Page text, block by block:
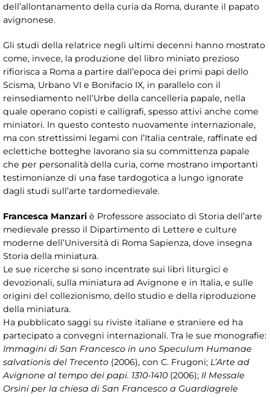
dell’allontanamento della curia da Roma, durante il papato
avignonese.
Gli studi della relatrice negli ultimi decenni hanno mostrato
come, invece, la produzione del libro miniato prezioso
rifiorisca a Roma a partire dall’epoca dei primi papi dello
Scisma, Urbano VI e Bonifacio IX, in parallelo con il
reinsediamento nell’Urbe della cancelleria papale, nella
quale operano copisti e calligrafi, spesso attivi anche come
miniatori. In questo contesto nuovamente internazionale,
ma con strettissimi legami con l’Italia centrale, raffinate ed
eclettiche botteghe lavorano sia su committenza papale
che per personalità della curia, come mostrano importanti
testimonianze di una fase tardogotica a lungo ignorate
dagli studi sull’arte tardomedievale.
Francesca Manzari è Professore associato di Storia dell’arte
medievale presso il Dipartimento di Lettere e culture
moderne dell’Università di Roma Sapienza, dove insegna
Storia della miniatura.
Le sue ricerche si sono incentrate sui libri liturgici e
devozionali, sulla miniatura ad Avignone e in Italia, e sulle
origini del collezionismo, dello studio e della riproduzione
della miniatura.
Ha pubblicato saggi su riviste italiane e straniere ed ha
partecipato a convegni internazionali. Tra le sue monografie:
Immagini di San Francesco in uno Speculum Humanae
salvationis del Trecento (2006), con C. Frugoni; L’Arte ad
Avignone al tempo dei papi. 1310-1410 (2006); Il Messale
Orsini per la chiesa di San Francesco a Guardiagrele